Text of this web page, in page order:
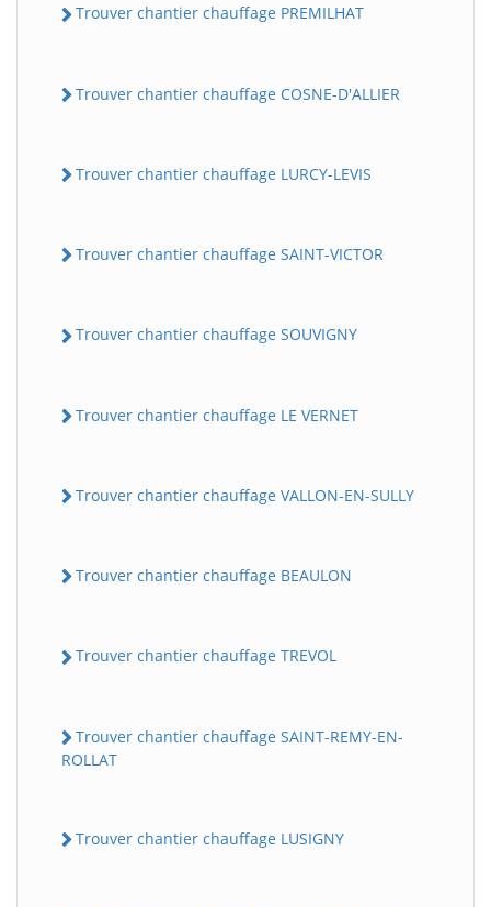
Trouver chantier chauffage PREMILHAT
Trouver chantier chauffage COSNE-D'ALLIER
Trouver chantier chauffage LURCY-LEVIS
Trouver chantier chauffage SAINT-VICTOR
Trouver chantier chauffage SOUVIGNY
Trouver chantier chauffage LE VERNET
Trouver chantier chauffage VALLON-EN-SULLY
Trouver chantier chauffage BEAULON
Trouver chantier chauffage TREVOL
Trouver chantier chauffage SAINT-REMY-EN-
ROLLAT
Trouver chantier chauffage LUSIGNY